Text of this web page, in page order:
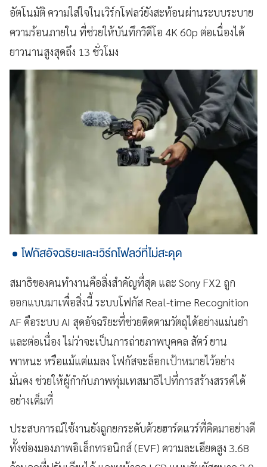
อัตโนมัติ ความใส่ใจในเวิร์กโฟลว์ยังสะท้อนผ่านระบบระบาย
ความร้อนภายใน ที่ช่วยให้บันทึกวิดีโอ 4K 60p ต่อเนื่องได้
ยาวนานสูงสุดถึง 13 ชั่วโมง
โฟกัสอัจฉริยะและเวิร์กโฟลว์ที่ไม่สะดุด
สมาธิของคนทำงานคือสิ่งสำคัญที่สุด และ Sony FX2 ถูก
ออกแบบมาเพื่อสิ่งนี้ ระบบโฟกัส Real-time Recognition
AF คือระบบ AI สุดอัจฉริยะที่ช่วยติดตามวัตถุได้อย่างแม่นยำ
และต่อเนื่อง ไม่ว่าจะเป็นการถ่ายภาพบุคคล สัตว์ ยาน
พาหนะ หรือแม้แต่แมลง โฟกัสจะล็อกเป้าหมายไว้อย่าง
มั่นคง ช่วยให้ผู้กำกับภาพทุ่มเทสมาธิไปที่การสร้างสรรค์ได้
อย่างเต็มที่
ประสบการณ์ใช้งานยังถูกยกระดับด้วยฮาร์ดแวร์ที่คิดมาอย่างดี
ทั้งช่องมองภาพอิเล็กทรอนิกส์ (EVF) ความละเอียดสูง 3.68